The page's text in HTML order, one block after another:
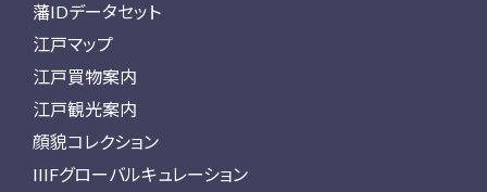
藩IDデータセット
江戸マップ
江戸買物案内
江戸観光案内
顔貌コレクション
IIIFグローバルキュレーション